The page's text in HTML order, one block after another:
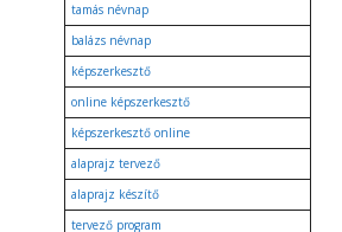
tamás névnap
balázs névnap
képszerkesztő
online képszerkesztő
képszerkesztő online
alaprajz tervező
alaprajz készítő
tervező program